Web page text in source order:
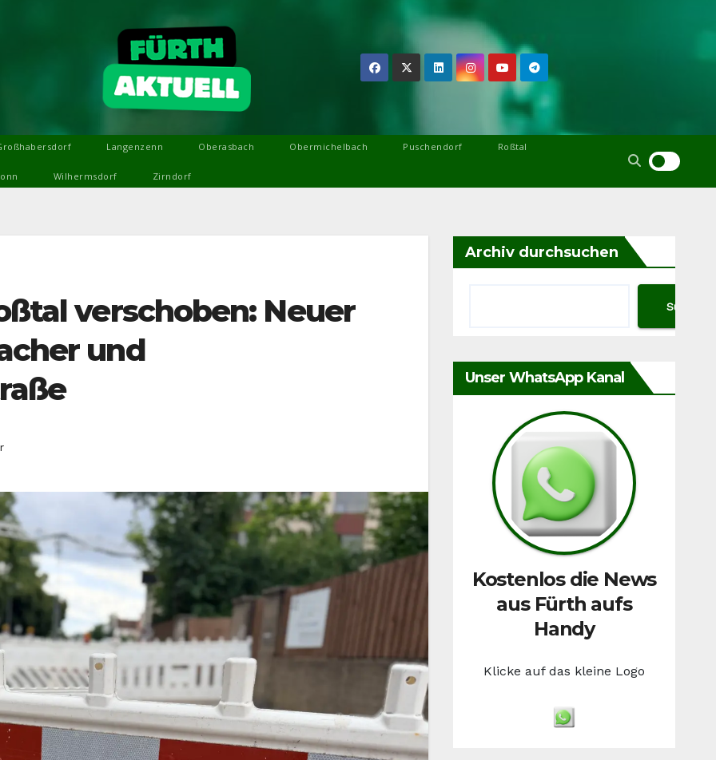
Langenzenn Oberasbach Obermichelbach Puschendorf Roßtal
Wilhermsdorf Zirndorf
verschoben: Neuer
und
Archiv durchsuchen
Suchen
Unser WhatsApp Kanal
Kostenlos die News
aus Fürth aufs
Handy
Klicke auf das kleine Logo